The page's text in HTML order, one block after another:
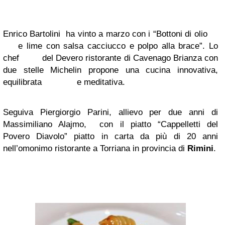
Enrico Bartolini ha vinto a marzo con i “Bottoni di olio
e lime con salsa cacciucco e polpo alla brace”. Lo
chef del Devero ristorante di Cavenago Brianza con
due stelle Michelin propone una cucina innovativa,
equilibrata e meditativa.
Seguiva Piergiorgio Parini, allievo per due anni di
Massimiliano Alajmo, con il piatto “Cappelletti del
Povero Diavolo” piatto in carta da più di 20 anni
nell’omonimo ristorante a Torriana in provincia di Rimini.